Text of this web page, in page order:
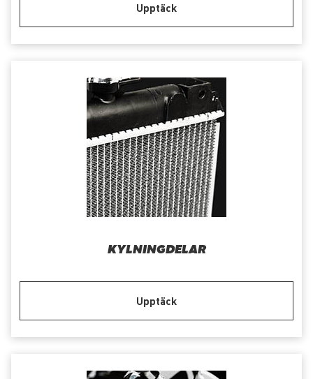
Upptäck
KYLNINGDELAR
Upptäck